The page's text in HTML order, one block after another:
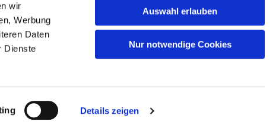
wir
Werbung
Daten
Dienste
Details zeigen
Auswahl erlauben
Nur notwendige Cookies